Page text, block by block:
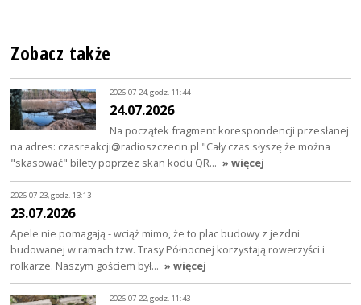
Zobacz także
2026-07-24, godz. 11:44
24.07.2026
Na początek fragment korespondencji przesłanej
na adres: czasreakcji@radioszczecin.pl "Cały czas słyszę że można
"skasować" bilety poprzez skan kodu QR… » więcej
2026-07-23, godz. 13:13
23.07.2026
Apele nie pomagają - wciąż mimo, że to plac budowy z jezdni
budowanej w ramach tzw. Trasy Północnej korzystają rowerzyści i
rolkarze. Naszym gościem był… » więcej
2026-07-22, godz. 11:43